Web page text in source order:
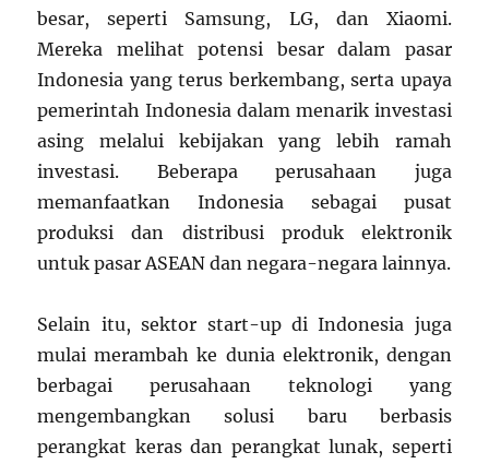
besar, seperti Samsung, LG, dan Xiaomi.
Mereka melihat potensi besar dalam pasar
Indonesia yang terus berkembang, serta upaya
pemerintah Indonesia dalam menarik investasi
asing melalui kebijakan yang lebih ramah
investasi. Beberapa perusahaan juga
memanfaatkan Indonesia sebagai pusat
produksi dan distribusi produk elektronik
untuk pasar ASEAN dan negara-negara lainnya.
Selain itu, sektor start-up di Indonesia juga
mulai merambah ke dunia elektronik, dengan
berbagai perusahaan teknologi yang
mengembangkan solusi baru berbasis
perangkat keras dan perangkat lunak, seperti